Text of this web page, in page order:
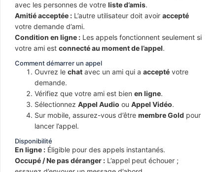
avec les personnes de votre liste d’amis.
Amitié acceptée : L’autre utilisateur doit avoir accepté
votre demande d’ami.
Condition en ligne : Les appels fonctionnent seulement si
votre ami est connecté au moment de l’appel.
Comment démarrer un appel
Ouvrez le chat avec un ami qui a accepté votre
demande.
Vérifiez que votre ami est bien en ligne.
Sélectionnez Appel Audio ou Appel Vidéo.
Sur mobile, assurez-vous d’être membre Gold pour
lancer l’appel.
Disponibilité
En ligne : Éligible pour des appels instantanés.
Occupé / Ne pas déranger : L’appel peut échouer ;